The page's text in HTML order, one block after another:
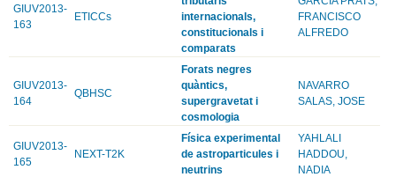
GIUV2013-
163
ETICCs
internacionals,
constitucionals i
comparats
FRANCISCO
ALFREDO
GIUV2013-
164
QBHSC
Forats negres
quàntics,
supergravetat i
cosmologia
NAVARRO
SALAS, JOSE
GIUV2013-
165
NEXT-T2K
Física experimental
de astroparticules i
neutrins
YAHLALI
HADDOU,
NADIA